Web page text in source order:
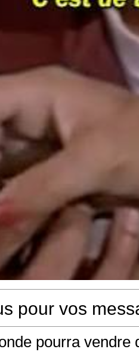
pour vos
pourra vendre